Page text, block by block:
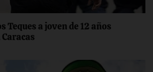
Teques a joven de 12 años